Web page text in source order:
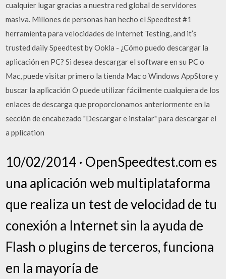
cualquier lugar gracias a nuestra red global de servidores
masiva. Millones de personas han hecho el Speedtest #1
herramienta para velocidades de Internet Testing, and it’s
trusted daily Speedtest by Ookla - ¿Cómo puedo descargar la
aplicación en PC? Si desea descargar el software en su PC o
Mac, puede visitar primero la tienda Mac o Windows AppStore y
buscar la aplicación O puede utilizar fácilmente cualquiera de los
enlaces de descarga que proporcionamos anteriormente en la
sección de encabezado "Descargar e instalar" para descargar el
a pplication
10/02/2014 · OpenSpeedtest.com es
una aplicación web multiplataforma
que realiza un test de velocidad de tu
conexión a Internet sin la ayuda de
Flash o plugins de terceros, funciona
en la mayoría de